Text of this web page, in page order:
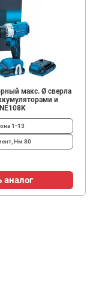
макс. Ø сверла
и
1-13
Нм 80
аналог